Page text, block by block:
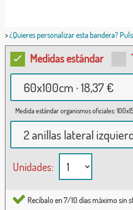
>¿Quieres personalizar esta bandera?
Medidas estándar
60x100cm · 18,37 €
Medida estándar organismos oficiales:
2 anillas lateral
Unidades:
Recíbalo en 7/10 días máximo sin